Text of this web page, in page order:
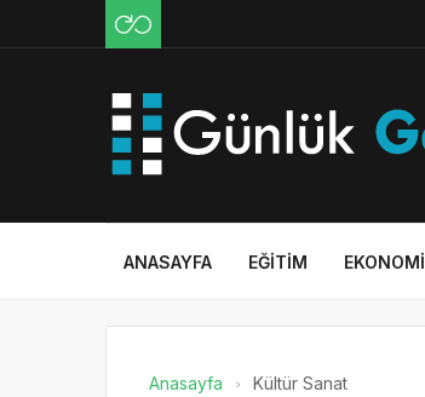
ANASAYFA EĞITIM EKONOMI
Anasayfa Kültür Sanat